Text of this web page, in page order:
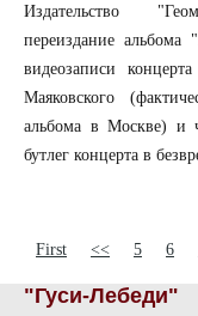
Издательство
переиздание
видеозаписи
Маяковского
альбома в Москве) и
бутлег концерта в
First << 5 6
"Гуси-Лебеди"